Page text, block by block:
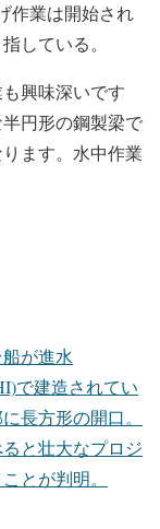
作業は開始され
している。
興味深いです
円形の鋼製梁で
ます。水中作業
が進水
で建造されてい
長方形の開口。
と壮大なプロジ
とが判明。